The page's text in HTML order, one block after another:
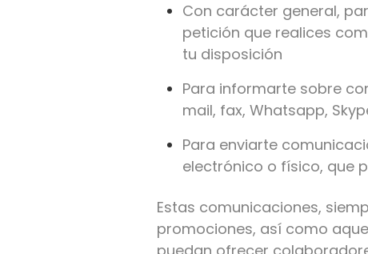
Con carácter general,
petición que realices
tu disposición
Para informarte sobre
mail, fax, Whatsapp,
Para enviarte
electrónico o físico, que
Estas comunicaciones,
promociones, así como